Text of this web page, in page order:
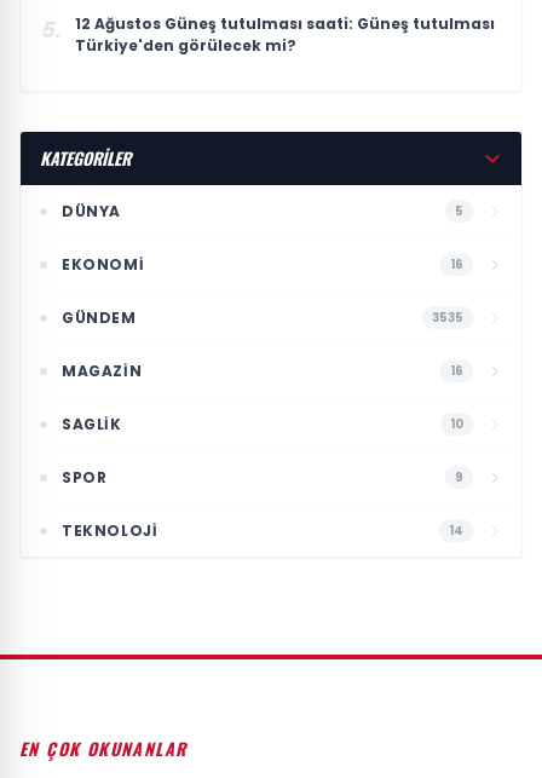
5.
12 Ağustos Güneş tutulması saati: Güneş tutulması
Türkiye'den görülecek mi?
KATEGORİLER
DÜNYA 5
EKONOMI 16
GÜNDEM 3535
MAGAZIN 16
SAGLIK 10
SPOR 9
TEKNOLOJI 14
EN ÇOK OKUNANLAR